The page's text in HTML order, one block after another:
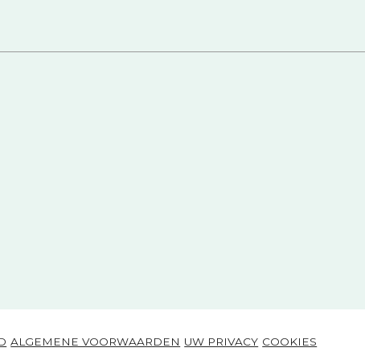
|ALGEMENE VOORWAARDEN UW PRIVACY COOKIES